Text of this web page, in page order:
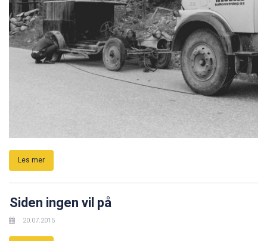
Les mer
Siden ingen vil på
20.07.2015